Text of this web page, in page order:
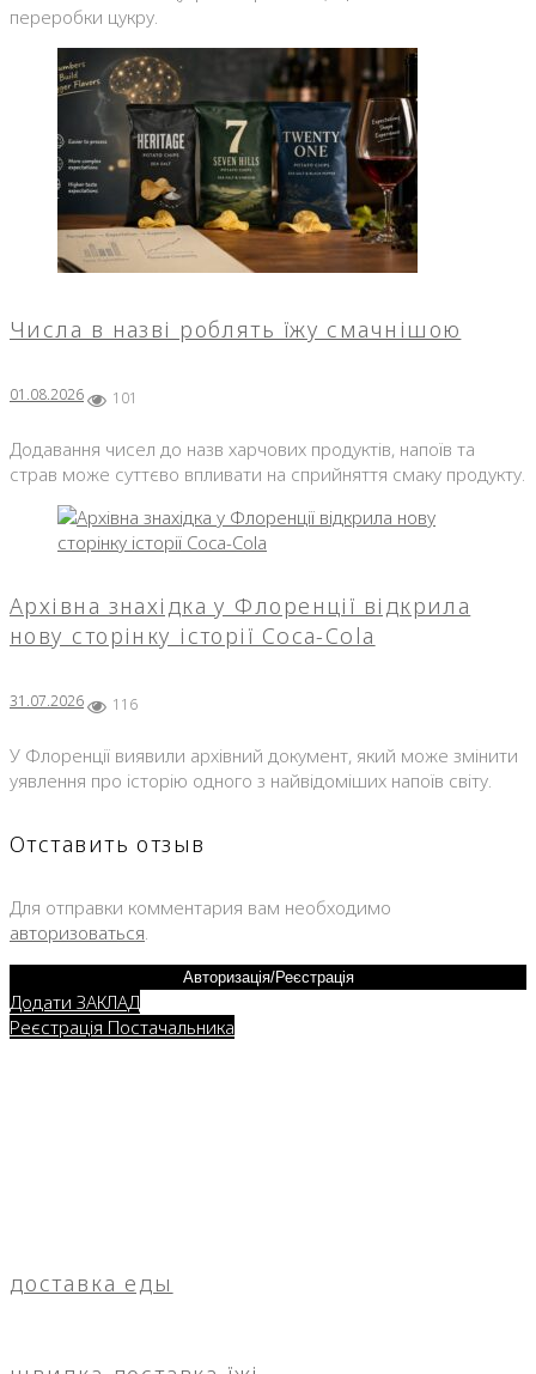
переробки цукру.
Числа в назві роблять їжу смачнішою
01.08.2026 101
Додавання чисел до назв харчових продуктів, напоїв та
страв може суттєво впливати на сприйняття смаку продукту.
Архівна знахідка у Флоренції відкрила
нову сторінку історії Coca-Cola
31.07.2026 116
У Флоренції виявили архівний документ, який може змінити
уявлення про історію одного з найвідоміших напоїв світу.
Отставить отзыв
Для отправки комментария вам необходимо
авторизоваться
Авторизація/Реєстрація
Додати ЗАКЛАД
Реєстрація Постачальника
доставка еды